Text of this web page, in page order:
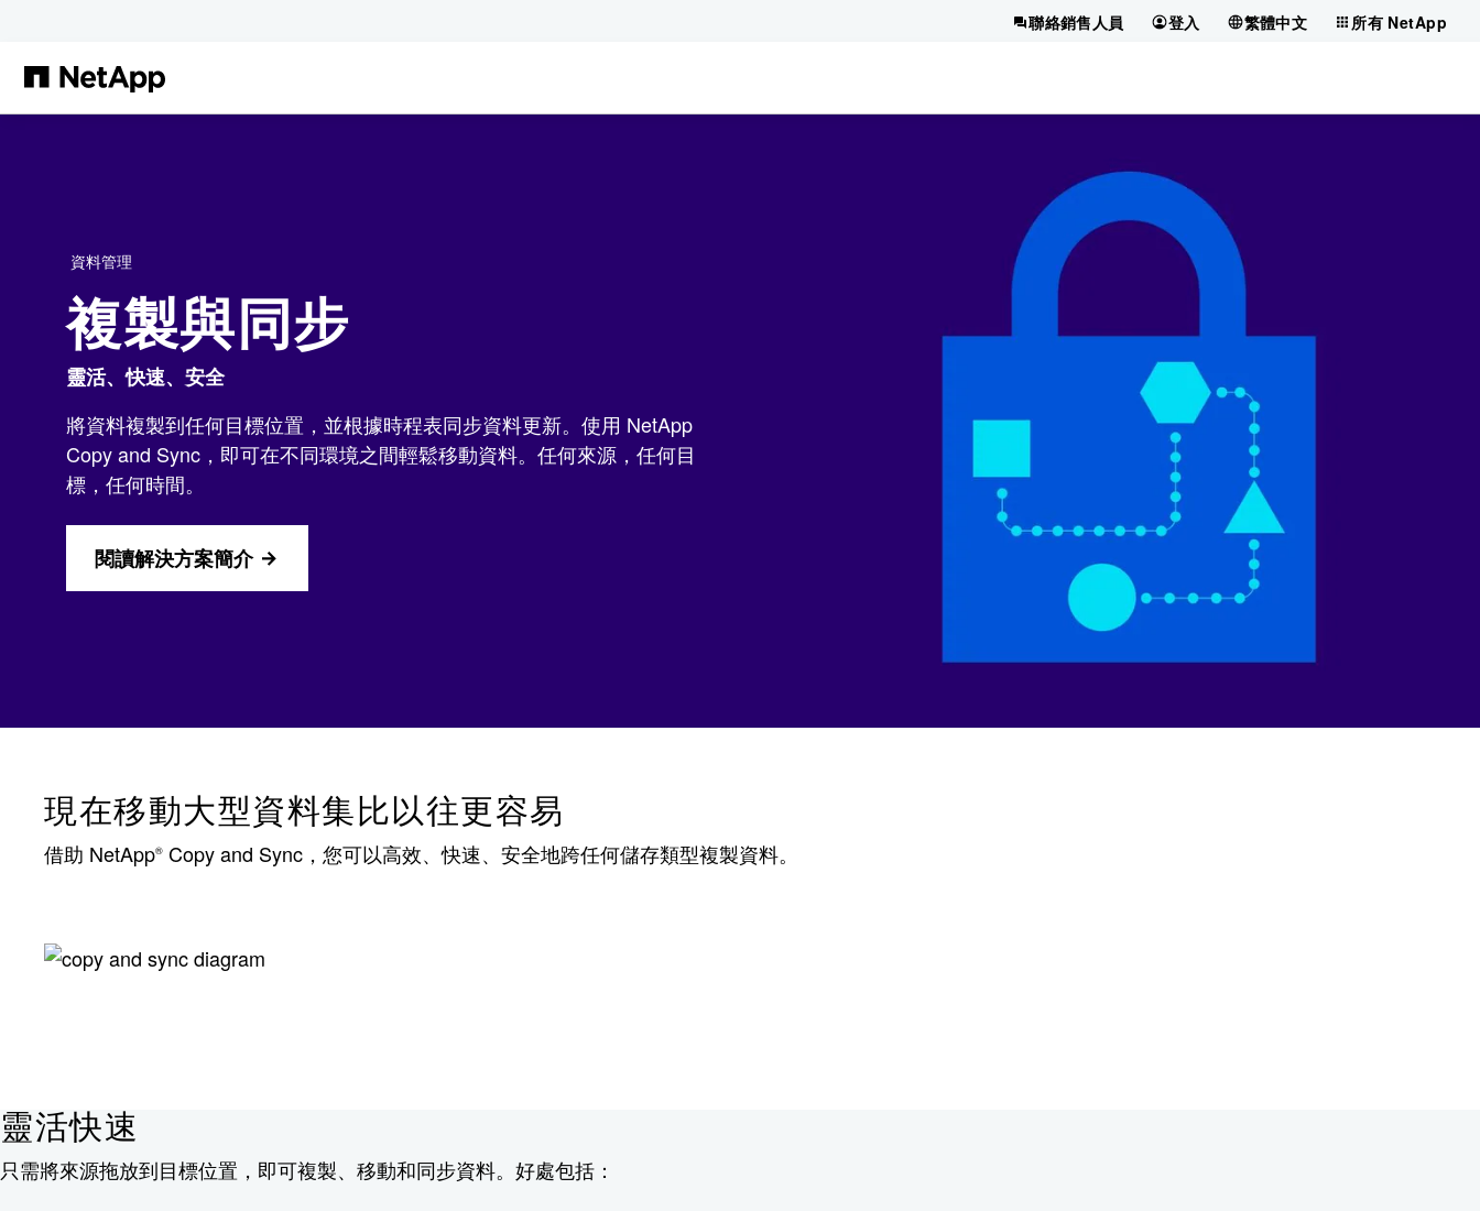
聯絡銷售人員 登入 繁體中文 所有 NetApp
資料管理
複製與同步
靈活、快速、安全
將資料複製到任何目標位置，並根據時程表同步資料更新。使用 NetApp
Copy and Sync，即可在不同環境之間輕鬆移動資料。任何來源，任何目
標，任何時間。
閱讀解決方案簡介
現在移動大型資料集比以往更容易
借助 NetApp® Copy and Sync，您可以高效、快速、安全地跨任何儲存類型複製資料。
靈活快速
只需將來源拖放到目標位置，即可複製、移動和同步資料。好處包括：